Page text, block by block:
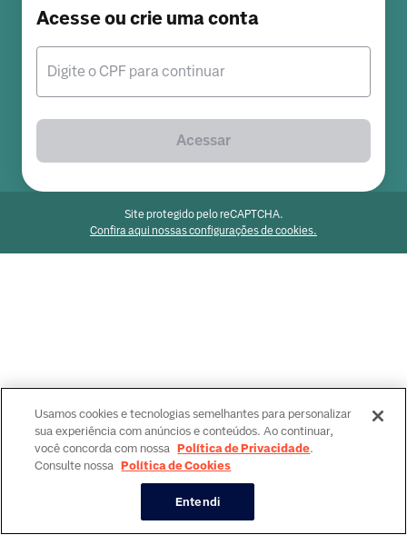
Acesse ou crie uma conta
Digite o CPF para continuar
Acessar
Site protegido pelo reCAPTCHA.
Confira aqui nossas configurações de cookies.
Usamos cookies e tecnologias semelhantes para personalizar
sua experiência com anúncios e conteúdos. Ao continuar,
você concorda com nossa Política de Privacidade.
Consulte nossa Política de Cookies
Entendi